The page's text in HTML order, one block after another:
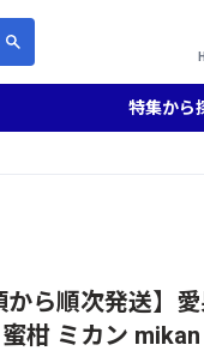
特集から
から順次発送
柑 ミカン